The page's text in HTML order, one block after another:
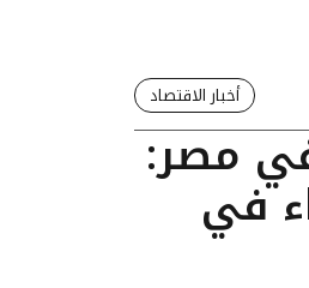
أخبار الاقتصاد
في مصر:
للشراء في